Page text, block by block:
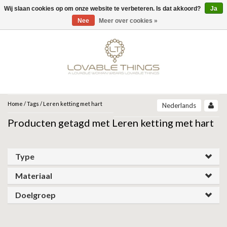
Menu
ZINZI
MIAB
SPARKLING JEWELS
ANIA HAIE
GATZ
COLLECTIONS
CORE | SS26
SER DESLUMBRANTE | FW25
SER INSEPARABLE | FW25
SER INVENCIBLE| FW25
SER MAJESTUOSA | FW25
SER ORIGINAL | SS25
ARMBAND
RING
OORBELLEN
KETTING
ARMBANDEN
KETTINGEN
OORBELLEN
RINGEN
GIFT GUIDE
Home /Tags / Leren ketting met hart Nederlands
Producten getagd met Leren ketting met hart
Type
Materiaal
Doelgroep
Wij slaan cookies op om onze website te verbeteren. Is dat akkoord?
Ja
Nee
Meer over cookies »